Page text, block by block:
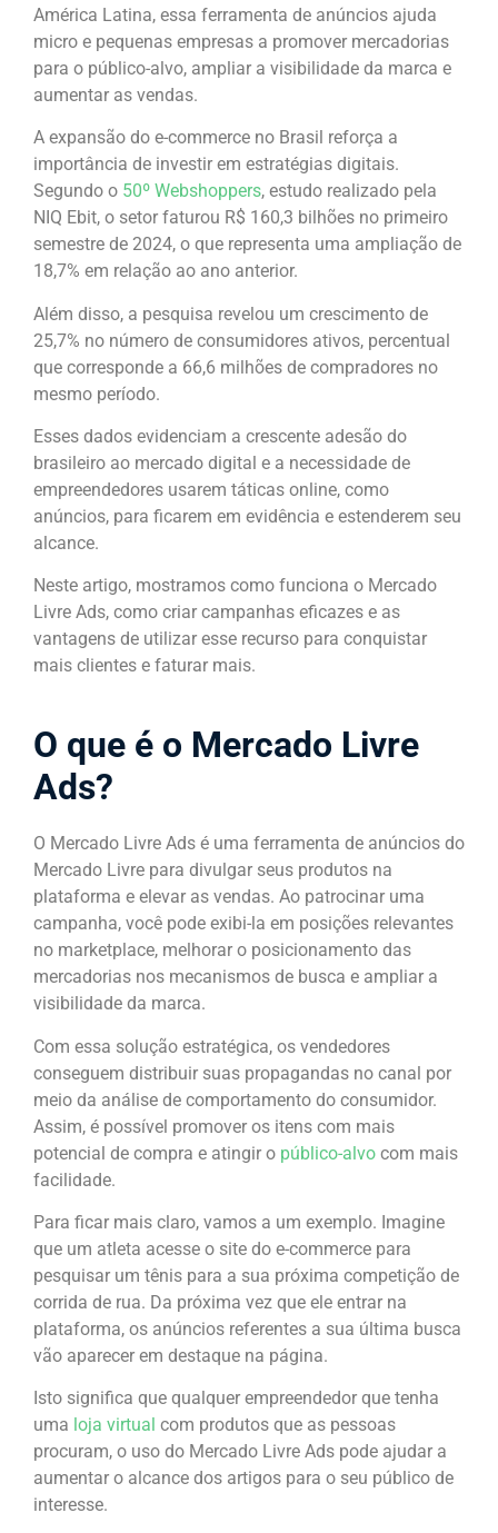
América Latina, essa ferramenta de anúncios ajuda
micro e pequenas empresas a promover mercadorias
para o público-alvo, ampliar a visibilidade da marca e
aumentar as vendas.
A expansão do e-commerce no Brasil reforça a
importância de investir em estratégias digitais.
Segundo o 50º Webshoppers, estudo realizado pela
NIQ Ebit, o setor faturou R$ 160,3 bilhões no primeiro
semestre de 2024, o que representa uma ampliação de
18,7% em relação ao ano anterior.
Além disso, a pesquisa revelou um crescimento de
25,7% no número de consumidores ativos, percentual
que corresponde a 66,6 milhões de compradores no
mesmo período.
Esses dados evidenciam a crescente adesão do
brasileiro ao mercado digital e a necessidade de
empreendedores usarem táticas online, como
anúncios, para ficarem em evidência e estenderem seu
alcance.
Neste artigo, mostramos como funciona o Mercado
Livre Ads, como criar campanhas eficazes e as
vantagens de utilizar esse recurso para conquistar
mais clientes e faturar mais.
O que é o Mercado Livre
Ads?
O Mercado Livre Ads é uma ferramenta de anúncios do
Mercado Livre para divulgar seus produtos na
plataforma e elevar as vendas. Ao patrocinar uma
campanha, você pode exibi-la em posições relevantes
no marketplace, melhorar o posicionamento das
mercadorias nos mecanismos de busca e ampliar a
visibilidade da marca.
Com essa solução estratégica, os vendedores
conseguem distribuir suas propagandas no canal por
meio da análise de comportamento do consumidor.
Assim, é possível promover os itens com mais
potencial de compra e atingir o público-alvo com mais
facilidade.
Para ficar mais claro, vamos a um exemplo. Imagine
que um atleta acesse o site do e-commerce para
pesquisar um tênis para a sua próxima competição de
corrida de rua. Da próxima vez que ele entrar na
plataforma, os anúncios referentes a sua última busca
vão aparecer em destaque na página.
Isto significa que qualquer empreendedor que tenha
uma loja virtual com produtos que as pessoas
procuram, o uso do Mercado Livre Ads pode ajudar a
aumentar o alcance dos artigos para o seu público de
interesse.